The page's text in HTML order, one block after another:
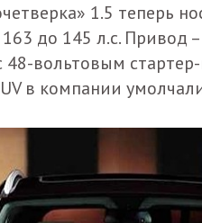
1.5 теперь
до 145 л.с. Привод
48-вольтовым
в компании